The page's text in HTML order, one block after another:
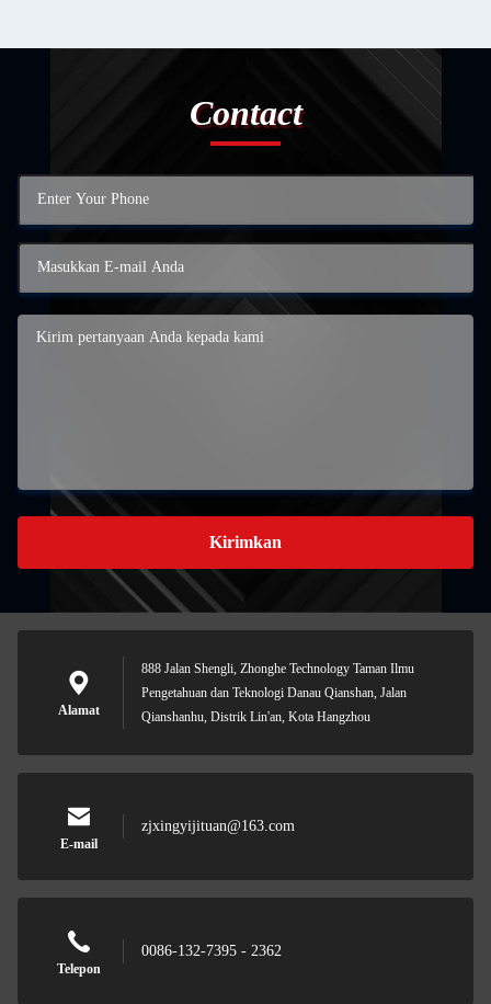
Contact
Kirimkan
Alamat
888 Jalan Shengli, Zhonghe Technology Taman Ilmu
Pengetahuan dan Teknologi Danau Qianshan, Jalan
Qianshanhu, Distrik Lin'an, Kota Hangzhou
E-mail
zjxingyijituan@163.com
Telepon
0086-132-7395 - 2362